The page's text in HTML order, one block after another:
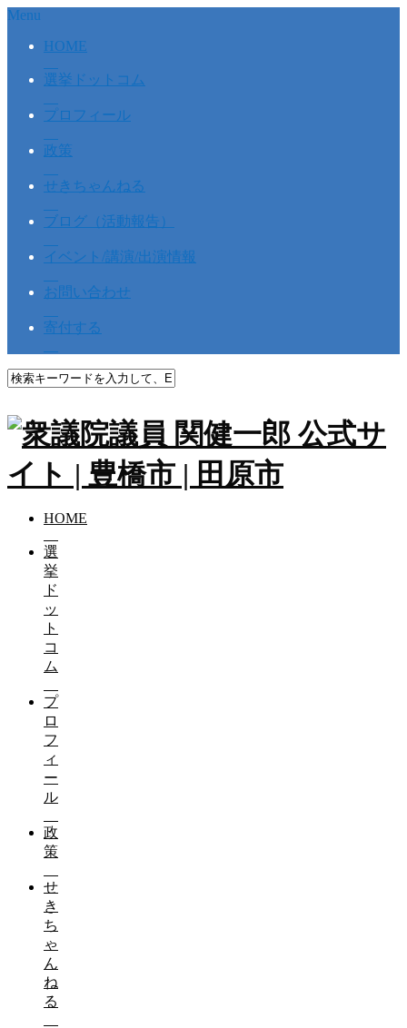
Menu
HOME
選挙ドットコム
プロフィール
政策
せきちゃんねる
ブログ（活動報告）
イベント/講演/出演情報
お問い合わせ
寄付する
HOME
選
挙
ド
ッ
ト
コ
ム
プ
ロ
フ
ィ
ー
ル
政
策
せ
き
ち
ゃ
ん
ね
る